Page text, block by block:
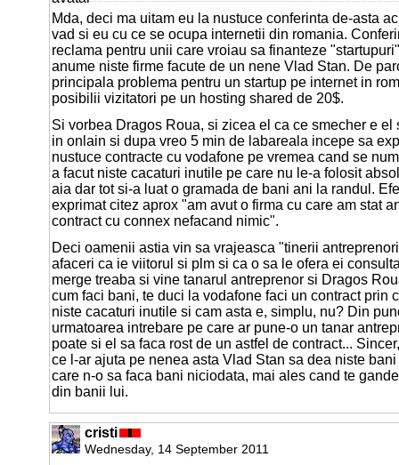
Mda, deci ma uitam eu la nustuce conferinta de-asta
vad si eu cu ce se ocupa internetii din romania.
reclama pentru unii care vroiau sa finanteze
anume niste firme facute de un nene Vlad Stan. De
principala problema pentru un startup pe internet in
posibilii vizitatori pe un hosting shared de 20$.
Si vorbea Dragos Roua, si zicea el ca ce smecher e el
in onlain si dupa vreo 5 min de labareala incepe sa
nustuce contracte cu vodafone pe vremea cand se
a facut niste cacaturi inutile pe care nu le-a folosit
aia dar tot si-a luat o gramada de bani ani la randul.
exprimat citez aprox "am avut o firma cu care am stat
contract cu connex nefacand nimic".
Deci oamenii astia vin sa vrajeasca "tinerii
afaceri ca ie viitorul si plm si ca o sa le ofera ei
merge treaba si vine tanarul antreprenor si Dragos
cum faci bani, te duci la vodafone faci un contract prin
niste cacaturi inutile si cam asta e, simplu, nu? Din
urmatoarea intrebare pe care ar pune-o un tanar
poate si el sa faca rost de un astfel de contract...
ce l-ar ajuta pe nenea asta Vlad Stan sa dea niste
care n-o sa faca bani niciodata, mai ales cand te
din banii lui.
cristi
Wednesday, 14 September 2011